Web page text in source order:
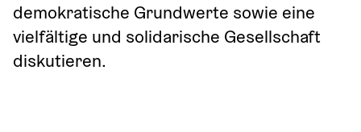
demokratische Grundwerte sowie eine
vielfältige und solidarische Gesellschaft
diskutieren.